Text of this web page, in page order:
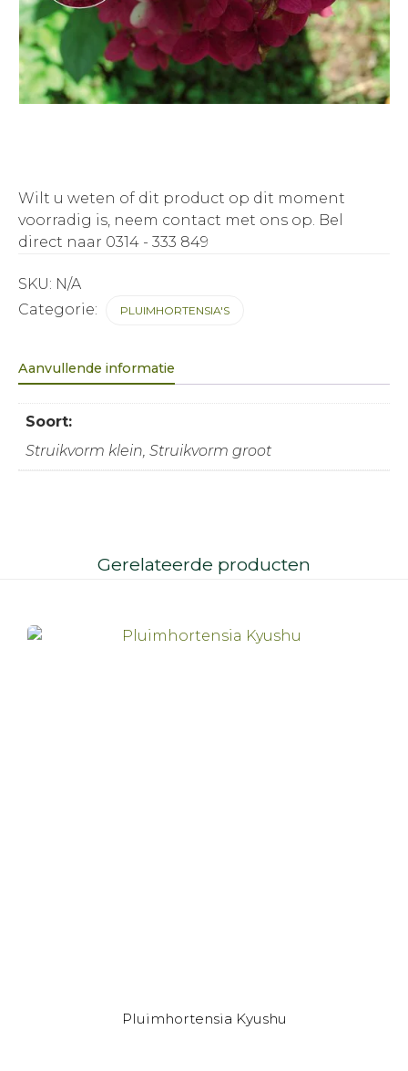
Wilt u weten of dit product op dit moment
voorradig is, neem contact met ons op. Bel
direct naar 0314 - 333 849
SKU: N/A
Categorie:
PLUIMHORTENSIA'S
Aanvullende informatie
Soort:
Struikvorm klein, Struikvorm groot
Gerelateerde producten
productPluimhortensia Kyushu